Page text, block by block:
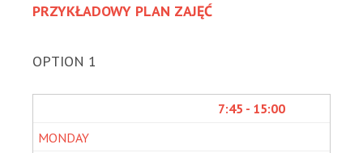
PRZYKŁADOWY PLAN ZAJĘĆ
OPTION 1
7:45 - 15:00